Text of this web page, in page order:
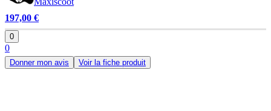
197,00 €
0
0
Donner mon avis Voir la fiche produit